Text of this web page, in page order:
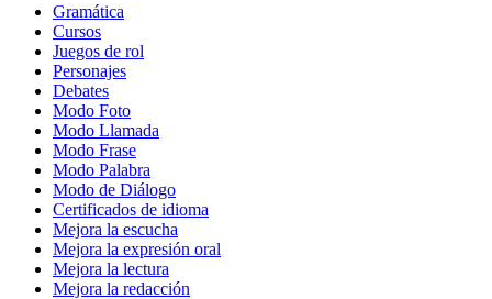
Gramática
Cursos
Juegos de rol
Personajes
Debates
Modo Foto
Modo Llamada
Modo Frase
Modo Palabra
Modo de Diálogo
Certificados de idioma
Mejora la escucha
Mejora la expresión oral
Mejora la lectura
Mejora la redacción